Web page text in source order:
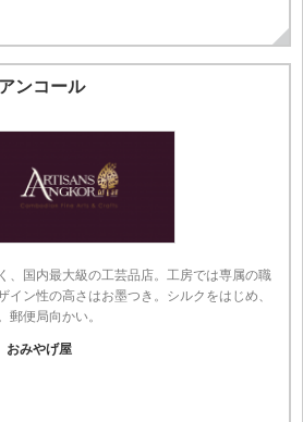
ンコール
、国内最大級の工芸品店。工房では専属の職
イン性の高さはお墨つき。シルクをはじめ、
郵便局向かい。
おみやげ屋